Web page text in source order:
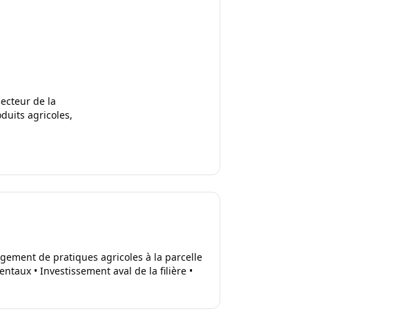
de la
agricoles,
de pratiques agricoles à la parcelle
• Investissement aval de la filière •